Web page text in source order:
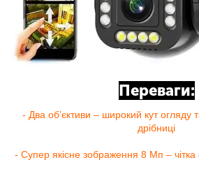
Переваги:
- Два об’єктиви – широкий кут огляду
дрібниці
- Супер якісне зображення 8 Мп – чітка